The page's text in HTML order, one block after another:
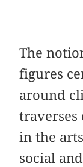
The
figures
around
traverses
in the
social